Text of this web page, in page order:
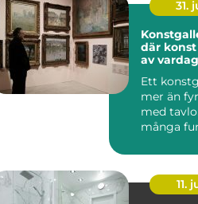
31.
där
av
Ett
mer än
med
många
11.